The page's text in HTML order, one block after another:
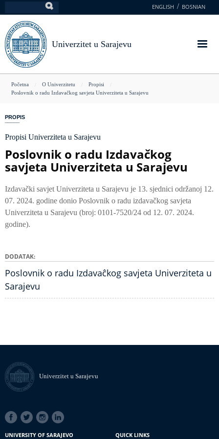
na
glavni
sadržaj
ENGLISH BOSNIAN
Univerzitet u Sarajevu
You
here
Početna O Univerzitetu
Propisi
Poslovnik o radu Izdavačkog savjeta Univerziteta u Sarajevu
PROPIS
Propisi Univerziteta u Sarajevu
Poslovnik o radu Izdavačkog
savjeta Univerziteta u Sarajevu
Izdavački savjet Univerziteta u Sarajevu je 13. sjednici održanoj 12.
07. 2024. godine donio Poslovnik o radu izdavačkog savjeta
Univerziteta u Sarajevu (broj: 0101-7520/24 od 12. 07. 2024.
godine).
DODATAK
Poslovnik o radu Izdavaĉkog savjeta Univerziteta u
Sarajevu
Univerzitet u Sarajevu
SOCIAL
LINKS
UNIVERSITY OF SARAJEVO
QUICK LINKS